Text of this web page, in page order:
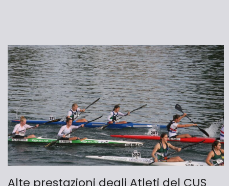
Alte prestazioni degli Atleti del CUS